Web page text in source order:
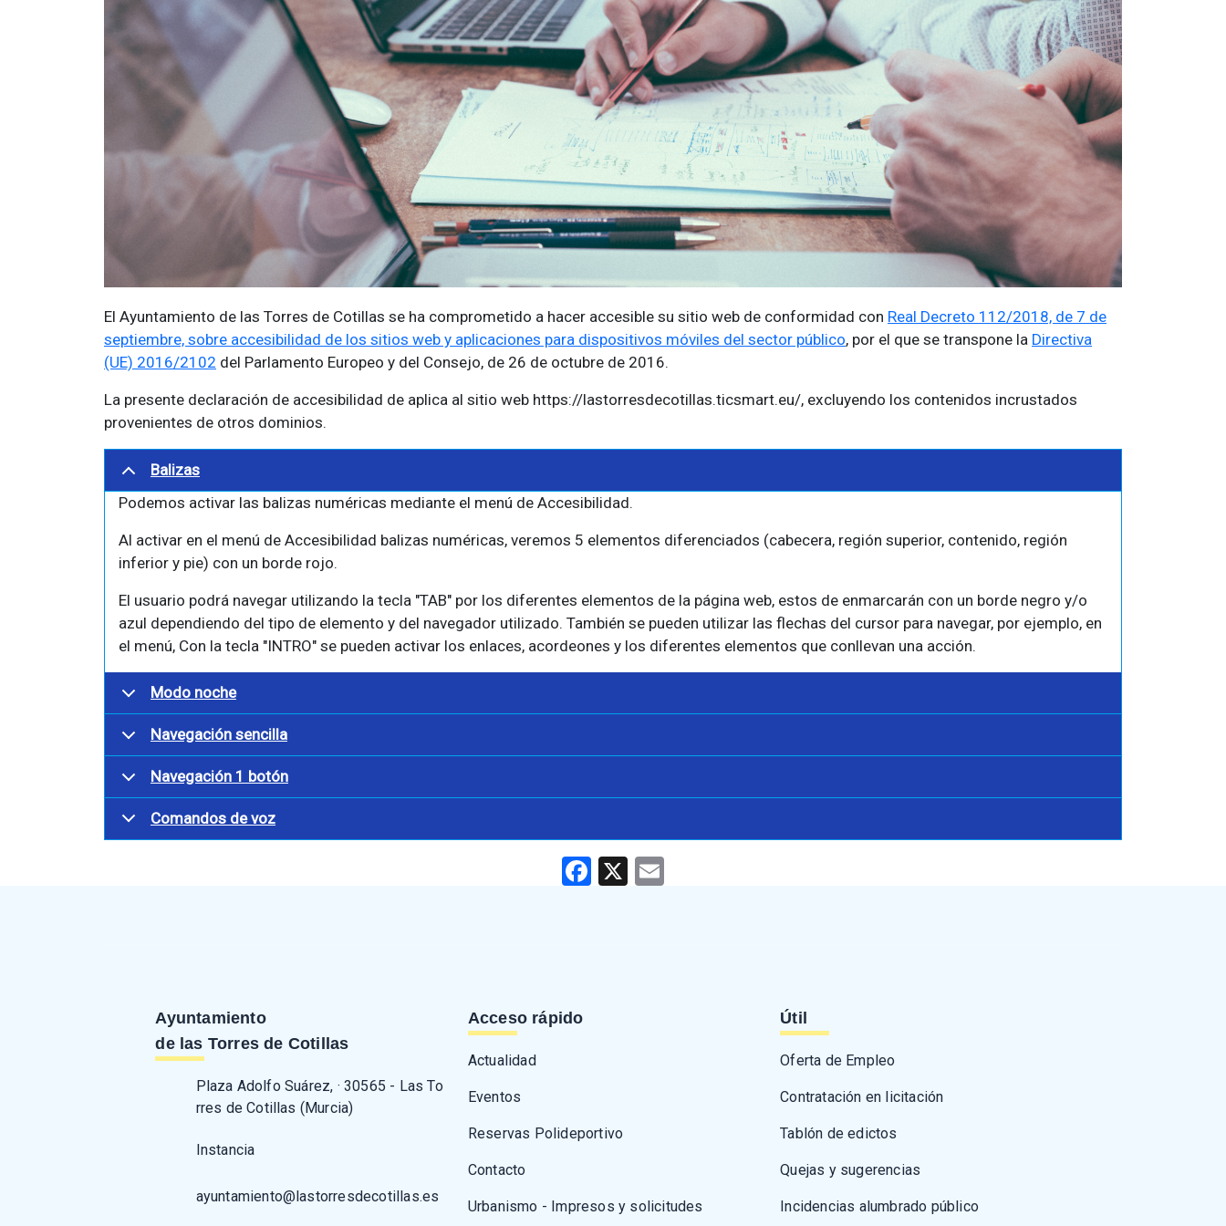
El Ayuntamiento de las Torres de Cotillas se ha comprometido a hacer accesible su sitio web de conformidad con Real Decreto 112/2018, de 7 de
septiembre, sobre accesibilidad de los sitios web y aplicaciones para dispositivos móviles del sector público, por el que se transpone la Directiva
(UE) 2016/2102 del Parlamento Europeo y del Consejo, de 26 de octubre de 2016.
La presente declaración de accesibilidad de aplica al sitio web https://lastorresdecotillas.ticsmart.eu/, excluyendo los contenidos incrustados
provenientes de otros dominios.
Balizas
Podemos activar las balizas numéricas mediante el menú de Accesibilidad.
Al activar en el menú de Accesibilidad balizas numéricas, veremos 5 elementos diferenciados (cabecera, región superior, contenido, región
inferior y pie) con un borde rojo.
El usuario podrá navegar utilizando la tecla "TAB" por los diferentes elementos de la página web, estos de enmarcarán con un borde negro y/o
azul dependiendo del tipo de elemento y del navegador utilizado. También se pueden utilizar las flechas del cursor para navegar, por ejemplo, en
el menú, Con la tecla "INTRO" se pueden activar los enlaces, acordeones y los diferentes elementos que conllevan una acción.
Modo noche
Navegación sencilla
Navegación 1 botón
Comandos de voz
Facebook
X
Ayuntamiento
de las Torres de Cotillas
Plaza Adolfo Suárez, · 30565 - Las To
rres de Cotillas (Murcia)
Instancia
ayuntamiento@lastorresdecotillas.es
Acceso rápido
Actualidad
Eventos
Reservas Polideportivo
Contacto
Urbanismo - Impresos y solicitudes
Útil
Oferta de Empleo
Contratación en licitación
Tablón de edictos
Quejas y sugerencias
Incidencias alumbrado público